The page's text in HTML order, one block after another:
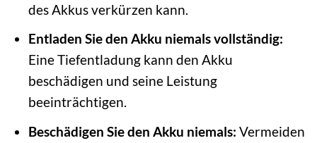
des Akkus verkürzen kann.
Entladen Sie den Akku niemals vollständig:
Eine Tiefentladung kann den Akku
beschädigen und seine Leistung
beeinträchtigen.
Beschädigen Sie den Akku niemals: Vermeiden